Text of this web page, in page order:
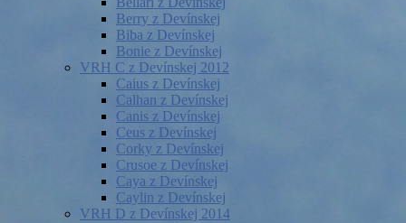
Berry z Devínskej
Biba z Devínskej
Bonie z Devínskej
VRH C z Devínskej 2012
Caius z Devínskej
Calhan z Devínskej
Canis z Devínskej
Ceus z Devínskej
Corky z Devínskej
Crusoe z Devínskej
Caya z Devínskej
Caylin z Devínskej
VRH D z Devínskej 2014